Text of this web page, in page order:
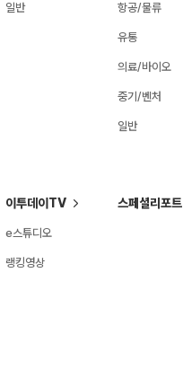
일반 항공/물류
유통
의료/바이오
중기/벤처
일반
이투데이TV
e스튜디오
랭킹영상
스페셜리포트